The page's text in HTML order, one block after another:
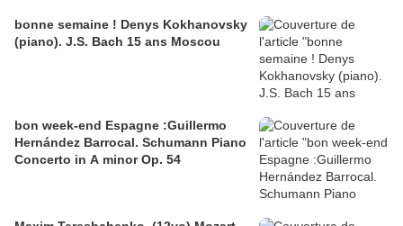
bonne semaine ! Denys Kokhanovsky
(piano). J.S. Bach 15 ans Moscou
bon week-end Espagne :Guillermo
Hernández Barrocal. Schumann Piano
Concerto in A minor Op. 54